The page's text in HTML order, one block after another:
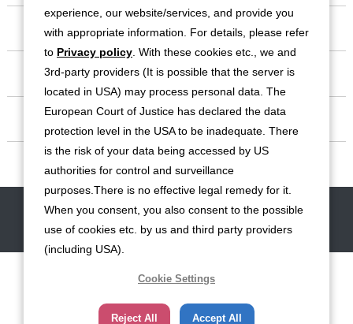
会社情報
事業紹介
IR情報
サステナビリティ
お問い合わせ サイトマップ 免責事項 利用規約
個人情報保護方針
クッキー（Cookie）ポリシー
ソーシャルメディア利用規約
experience, our website/services, and provide you
with appropriate information. For details, please refer
to Privacy policy . With these cookies etc., we and
3rd-party providers (It is possible that the server is
located in USA) may process personal data. The
European Court of Justice has declared the data
protection level in the USA to be inadequate. There
is the risk of your data being accessed by US
authorities for control and surveillance
purposes.There is no effective legal remedy for it.
When you consent, you also consent to the possible
use of cookies etc. by us and third party providers
(including USA).
Cookie Settings
Reject All Accept All